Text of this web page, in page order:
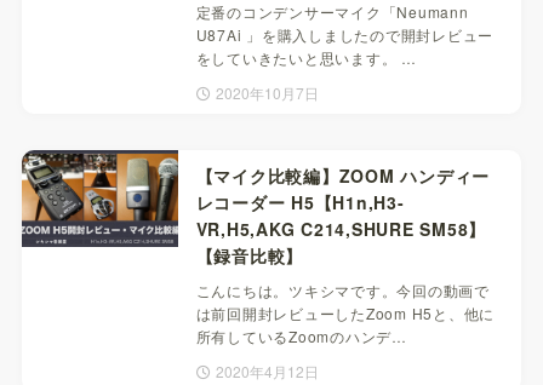
定番のコンデンサーマイク「Neumann
U87Ai 」を購入しましたので開封レビュー
をしていきたいと思います。 …
2020年10月7日
【マイク比較編】ZOOM ハンディー
レコーダー H5【H1n,H3-
VR,H5,AKG C214,SHURE SM58】
【録音比較】
こんにちは。ツキシマです。今回の動画で
は前回開封レビューしたZoom H5と、他に
所有しているZoomのハンデ…
2020年4月12日